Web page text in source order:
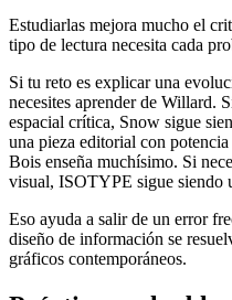
Estudiarlas mejora mucho el
tipo de lectura necesita cada
Si tu reto es explicar una
necesites aprender de Willard.
espacial crítica, Snow sigue
una pieza editorial con
Bois enseña muchísimo. Si
visual, ISOTYPE sigue siendo
Eso ayuda a salir de un error
diseño de información se
gráficos contemporáneos.